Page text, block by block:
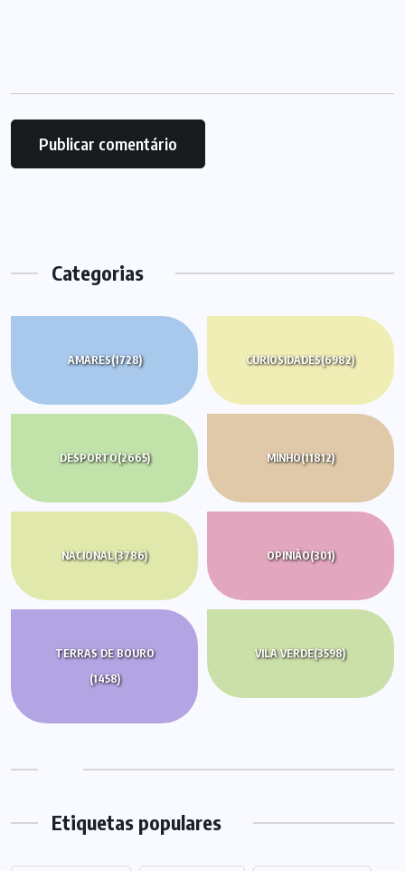
Categorias
AMARES(1728) CURIOSIDADES(6982)
DESPORTO(2665) MINHO(11812)
NACIONAL(3786) OPINIÃO(301)
TERRAS DE BOURO
(1458)
VILA VERDE(3598)
Etiquetas populares